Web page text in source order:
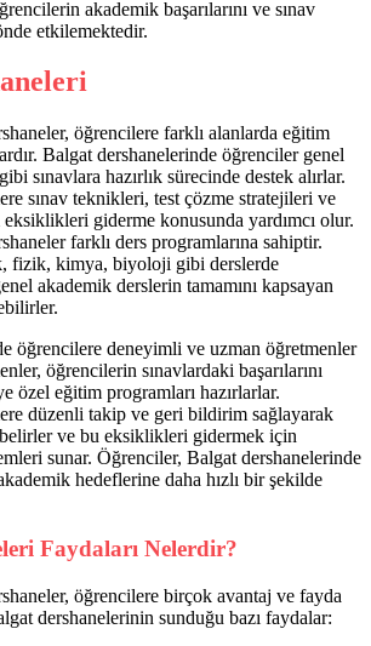
akademik başarılarını ve sınav
etkilemektedir.
öğrencilere farklı alanlarda eğitim
Balgat dershanelerinde öğrenciler genel
sınavlara hazırlık sürecinde destek alırlar.
sınav teknikleri, test çözme stratejileri ve
giderme konusunda yardımcı olur.
farklı ders programlarına sahiptir.
fizik, kimya, biyoloji gibi derslerde
akademik derslerin tamamını kapsayan
öğrencilere deneyimli ve uzman öğretmenler
öğrencilerin sınavlardaki başarılarını
özel eğitim programları hazırlarlar.
düzenli takip ve geri bildirim sağlayarak
ve bu eksiklikleri gidermek için
sunar. Öğrenciler, Balgat dershanelerinde
hedeflerine daha hızlı bir şekilde
Faydaları Nelerdir?
öğrencilere birçok avantaj ve fayda
dershanelerinin sunduğu bazı faydalar: